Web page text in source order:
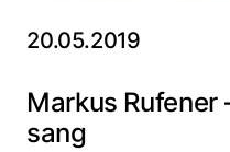
20.05.2019
Markus Rufener
sang